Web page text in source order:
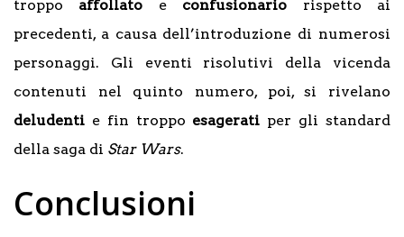
troppo affollato e confusionario rispetto ai
precedenti, a causa dell’introduzione di numerosi
personaggi. Gli eventi risolutivi della vicenda
contenuti nel quinto numero, poi, si rivelano
deludenti e fin troppo esagerati per gli standard
della saga di Star Wars.
Conclusioni